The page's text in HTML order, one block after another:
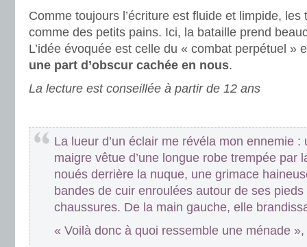
Comme toujours l’écriture est fluide et limpide, les
comme des petits pains. Ici, la bataille prend
L’idée évoquée est celle du « combat perpétuel »
une part d’obscur cachée en nous.
La lecture est conseillée à partir de 12 ans
La lueur d’un éclair me révéla mon ennemie :
maigre vêtue d’une longue robe trempée par
noués derrière la nuque, une grimace
bandes de cuir enroulées autour de ses
chaussures. De la main gauche, elle
« Voilà donc à quoi ressemble une ménade